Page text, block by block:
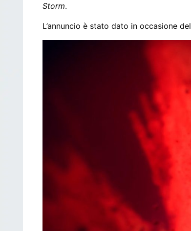
Storm.
L’annuncio è stato dato in occasione del